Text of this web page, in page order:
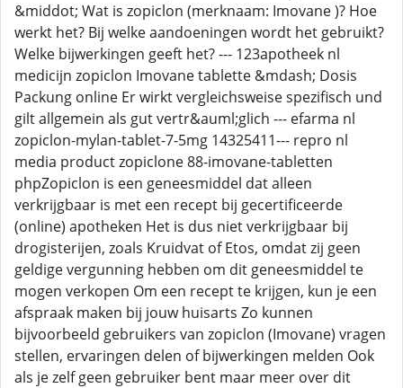
&middot; Wat is zopiclon (merknaam: Imovane )? Hoe
werkt het? Bij welke aandoeningen wordt het gebruikt?
Welke bijwerkingen geeft het? --- 123apotheek nl
medicijn zopiclon Imovane tablette &mdash; Dosis
Packung online Er wirkt vergleichsweise spezifisch und
gilt allgemein als gut vertr&auml;glich --- efarma nl
zopiclon-mylan-tablet-7-5mg 14325411--- repro nl
media product zopiclone 88-imovane-tabletten
phpZopiclon is een geneesmiddel dat alleen
verkrijgbaar is met een recept bij gecertificeerde
(online) apotheken Het is dus niet verkrijgbaar bij
drogisterijen, zoals Kruidvat of Etos, omdat zij geen
geldige vergunning hebben om dit geneesmiddel te
mogen verkopen Om een recept te krijgen, kun je een
afspraak maken bij jouw huisarts Zo kunnen
bijvoorbeeld gebruikers van zopiclon (Imovane) vragen
stellen, ervaringen delen of bijwerkingen melden Ook
als je zelf geen gebruiker bent maar meer over dit